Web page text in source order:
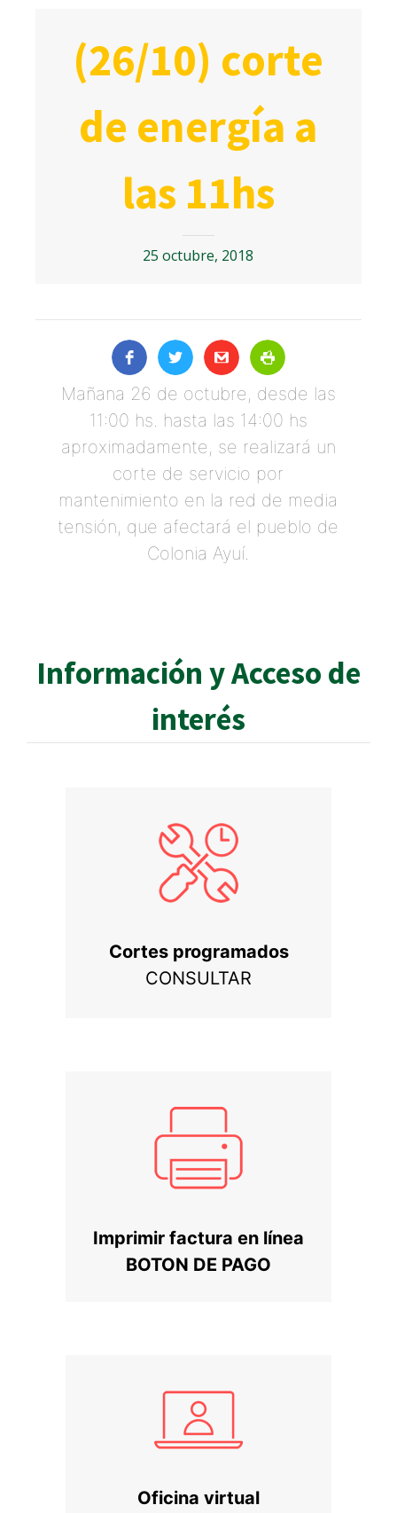
(26/10) corte
de energía a
las 11hs
25 octubre, 2018
Mañana 26 de octubre, desde las
11:00 hs. hasta las 14:00 hs
aproximadamente, se realizará un
corte de servicio por
mantenimiento en la red de media
tensión, que afectará el pueblo de
Colonia Ayuí.
Información y Acceso de
interés
Cortes programados
CONSULTAR
Imprimir factura en línea
BOTON DE PAGO
Oficina virtual